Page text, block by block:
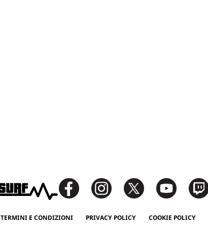
TERMINI E CONDIZIONI PRIVACY POLICY COOKIE POLICY